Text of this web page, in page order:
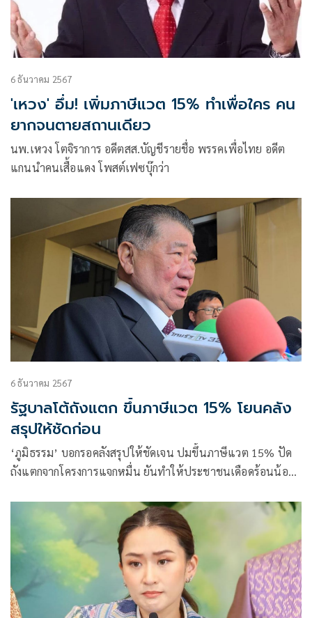
6 ธันวาคม 2567
'เหวง' อึ่ม! เพิ่มภาษีแวต 15% ทำเพื่อใคร คน
ยากจนตายสถานเดียว
นพ.เหวง โตจิราการ อดีตสส.บัญชีรายชื่อ พรรคเพื่อไทย อดีต
แกนนำคนเสื้อแดง โพสต์เฟซบุ๊กว่า
6 ธันวาคม 2567
รัฐบาลโต้ถังแตก ขึ้นภาษีแวต 15% โยนคลัง
สรุปให้ชัดก่อน
‘ภูมิธรรม’ บอกรอคลังสรุปให้ชัดเจน ปมขึ้นภาษีแวต 15% ปัด
ถังแตกจากโครงการแจกหมื่น ยันทำให้ประชาชนเดือดร้อนน้อย